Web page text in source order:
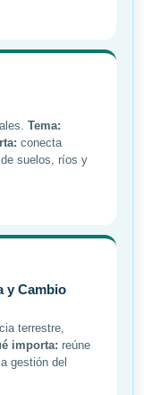
Tema:
conecta
suelos, ríos y
y Cambio
terrestre,
importa: reúne
gestión del